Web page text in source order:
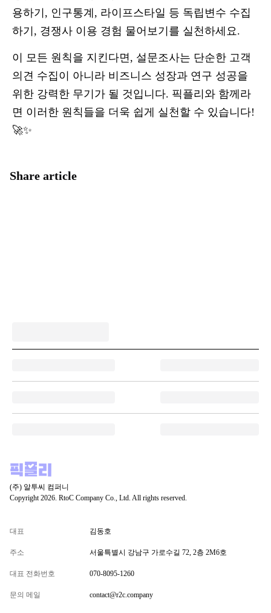
용하기, 인구통계, 라이프스타일 등 독립변수 수집
하기, 경쟁사 이용 경험 물어보기를 실천하세요.
이 모든 원칙을 지킨다면, 설문조사는 단순한 고객
의견 수집이 아니라 비즈니스 성장과 연구 성공을
위한 강력한 무기가 될 것입니다. 픽플리와 함께라
면 이러한 원칙들을 더욱 쉽게 실천할 수 있습니다!
🚀✨
Share article
(주) 알투씨 컴퍼니
Copyright 2026. RtoC Company Co., Ltd. All rights reserved.
대표 김동호
주소 서울특별시 강남구 가로수길 72, 2층 2M6호
대표 전화번호 070-8095-1260
문의 메일 contact@r2c.company